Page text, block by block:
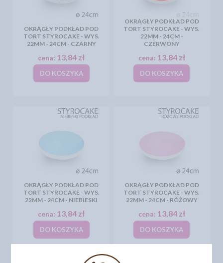
OKRĄGŁY PODKŁAD POD
TORT STYROCAKE - WYS.
22MM - 24CM - CZARNY
cena: 13,84 zł
DO KOSZYKA
OKRĄGŁY PODKŁAD POD
TORT STYROCAKE - WYS.
22MM - 24CM -
CZERWONY
cena: 13,84 zł
DO KOSZYKA
OKRĄGŁY PODKŁAD POD
TORT STYROCAKE - WYS.
22MM - 24CM - NIEBIESKI
cena: 13,84 zł
DO KOSZYKA
OKRĄGŁY PODKŁAD POD
TORT STYROCAKE - WYS.
22MM - 24CM - RÓŻOWY
cena: 13,84 zł
DO KOSZYKA